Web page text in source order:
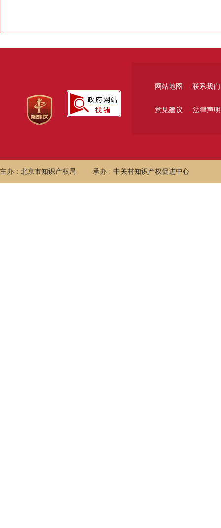
网站地图 联系我们
意见建议 法律声明
主办：北京市知识产权局 承办：中关村知识产权促进中心